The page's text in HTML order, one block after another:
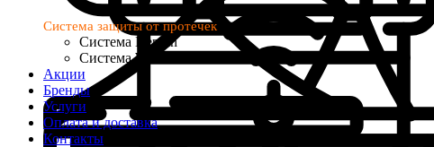
Система защиты от протечек
Система Neptun
Система Welrok Base
Акции
Бренды
Услуги
Оплата и доставка
Контакты